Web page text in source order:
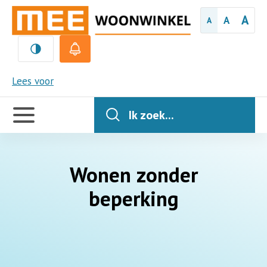
A A A
Lees voor
MEE
Handige
links
Ik zoek...
Wonen zonder
beperking